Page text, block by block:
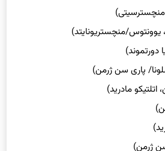
یوونتوس/منچستریونایتد)
دورتموند)
پاری سن ژرمن)
اتلتیکو مادرید)
ژرمن)